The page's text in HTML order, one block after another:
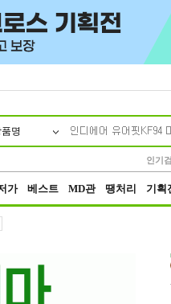
명
인기
가 베스트 MD관 땡처리 기획